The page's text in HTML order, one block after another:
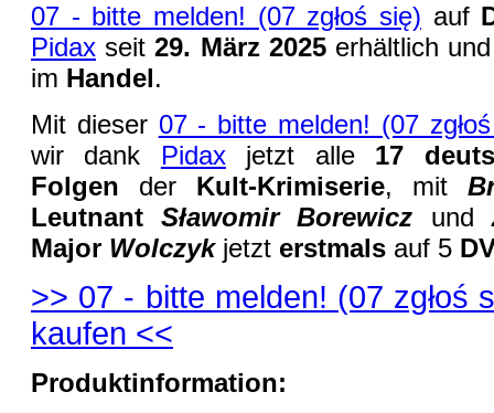
07 - bitte melden! (07 zgłoś się) auf
Pidax seit29. März 2025erhältlich
im Handel.
Mit dieser 07 - bitte melden! (07
wir dank Pidaxjetzt alle 17
Folgen der Kult-Krimiserie, mit
LeutnantSławomir Borewicz und
Major Wolczyk jetzt erstmals auf 5
>> 07 - bitte melden! (07 zgłoś
kaufen <<
Produktinformation: